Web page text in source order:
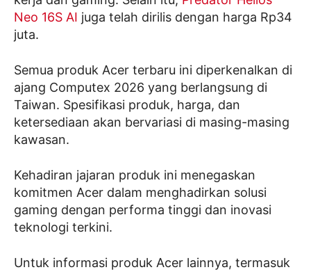
Neo 16S AI juga telah dirilis dengan harga Rp34
juta.
Semua produk Acer terbaru ini diperkenalkan di
ajang Computex 2026 yang berlangsung di
Taiwan. Spesifikasi produk, harga, dan
ketersediaan akan bervariasi di masing-masing
kawasan.
Kehadiran jajaran produk ini menegaskan
komitmen Acer dalam menghadirkan solusi
gaming dengan performa tinggi dan inovasi
teknologi terkini.
Untuk informasi produk Acer lainnya, termasuk